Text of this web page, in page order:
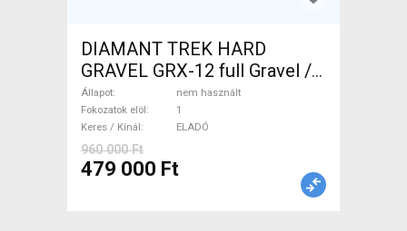
DIAMANT TREK HARD
GRAVEL GRX-12 full Gravel /
CX tárcsafék nem használt
ELADÓ
Állapot
nem használt
Fokozatok elöl
1
Keres / Kínál
ELADÓ
960 000 Ft
479 000 Ft